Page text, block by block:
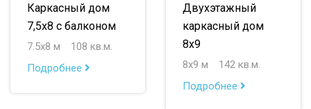
Каркасный дом
7,5х8 с балконом
7.5х8 м
108 кв.м.
Подробнее
Двухэтажный
каркасный дом
8х9
8х9 м
142 кв.м.
Подробнее